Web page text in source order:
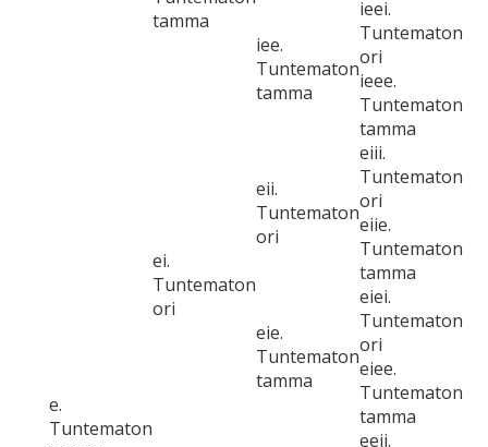
tamma
iee.
Tuntematon
tamma
ieei.
Tuntematon
ori
ieee.
Tuntematon
tamma
e.
Tuntematon
ei.
Tuntematon
ori
eii.
Tuntematon
ori
eiii.
Tuntematon
ori
eiie.
Tuntematon
tamma
eie.
Tuntematon
tamma
eiei.
Tuntematon
ori
eiee.
Tuntematon
tamma
eeii.